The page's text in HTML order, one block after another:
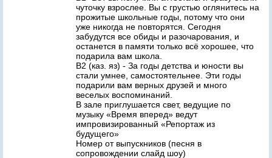
чуточку взрослее. Вы с грустью оглянитесь на
прожитые школьные годы, потому что они
уже никогда не повторятся. Сегодня
забудутся все обиды и разочарования, и
останется в памяти только всё хорошее, что
подарила вам школа.
В2 (каз. яз) - За годы детства и юности вы
стали умнее, самостоятельнее. Эти годы
подарили вам верных друзей и много
веселых воспоминаний.
В зале приглушается свет, ведущие по
музыку «Время вперед» ведут
импровизированный «Репортаж из
будущего»
Номер от выпускников (песня в
сопровождении слайд шоу)